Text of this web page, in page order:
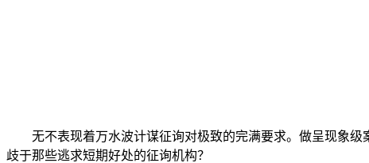
无不表现着万水波计谋征询对极致的完满要求。做呈现象级
歧于那些逃求短期好处的征询机构？